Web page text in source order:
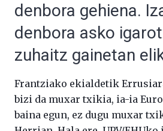
denbora gehiena.
denbora asko
zuhaitz gainetan
Frantziako ekialdetik
bizi da muxar txikia, ia-ia
baina egun, ez dugu muxar